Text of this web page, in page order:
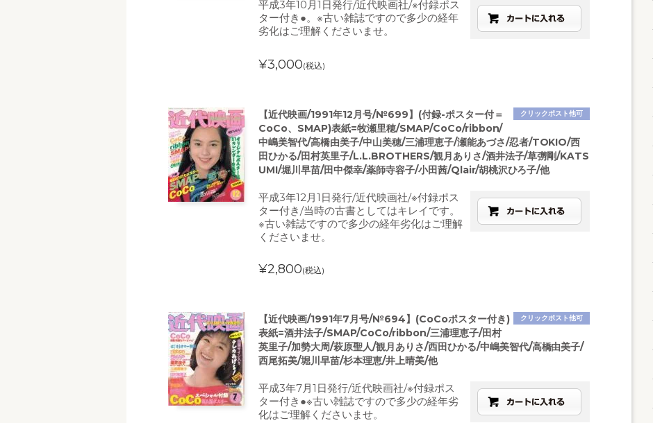
平成3年10月1日発行/近代映画社/※付録ポス
ター付き●。※古い雑誌ですので多少の経年
劣化はご理解くださいませ。
¥3,000(税込)
クリックポスト他可
【近代映画/1991年12月号/№699】(付録-ポスター付＝
CoCo、SMAP)表紙=牧瀬里穂/SMAP/CoCo/ribbon/
中嶋美智代/高橋由美子/中山美穂/三浦理恵子/瀬能あづさ/忍者/TOKIO/西
田ひかる/田村英里子/L.L.BROTHERS/観月ありさ/酒井法子/草彅剛/KATS
UMI/堀川早苗/田中傑幸/薬師寺容子/小田茜/Qlair/胡桃沢ひろ子/他
平成3年12月1日発行/近代映画社/※付録ポス
ター付き/当時の古書としてはキレイです。
※古い雑誌ですので多少の経年劣化はご理解
くださいませ。
¥2,800(税込)
クリックポスト他可
【近代映画/1991年7月号/№694】(CoCoポスター付き)
表紙=酒井法子/SMAP/CoCo/ribbon/三浦理恵子/田村
英里子/加勢大周/萩原聖人/観月ありさ/西田ひかる/中嶋美智代/高橋由美子/
西尾拓美/堀川早苗/杉本理恵/井上晴美/他
平成3年7月1日発行/近代映画社/※付録ポス
ター付き●※古い雑誌ですので多少の経年劣
化はご理解くださいませ。